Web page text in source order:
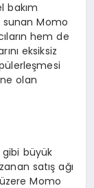
bakım
Momo
hem de
eksiksiz
olan
gibi büyük
satış ağı
Momo